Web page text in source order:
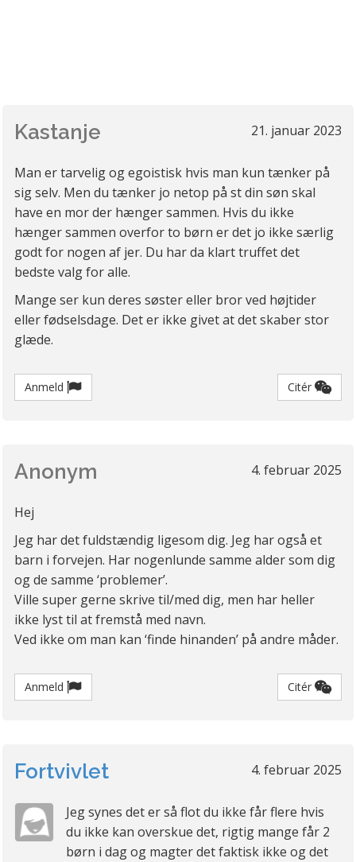
21. januar 2023
Kastanje
Man er tarvelig og egoistisk hvis man kun tænker på
sig selv. Men du tænker jo netop på st din søn skal
have en mor der hænger sammen. Hvis du ikke
hænger sammen overfor to børn er det jo ikke særlig
godt for nogen af jer. Du har da klart truffet det
bedste valg for alle.
Mange ser kun deres søster eller bror ved højtider
eller fødselsdage. Det er ikke givet at det skaber stor
glæde.
Anmeld Citér
4. februar 2025
Anonym
Hej
Jeg har det fuldstændig ligesom dig. Jeg har også et
barn i forvejen. Har nogenlunde samme alder som dig
og de samme ‘problemer’.
Ville super gerne skrive til/med dig, men har heller
ikke lyst til at fremstå med navn.
Ved ikke om man kan ‘finde hinanden’ på andre måder.
Anmeld Citér
4. februar 2025
Fortvivlet
Jeg synes det er så flot du ikke får flere hvis
du ikke kan overskue det, rigtig mange får 2
børn i dag og magter det faktisk ikke og det